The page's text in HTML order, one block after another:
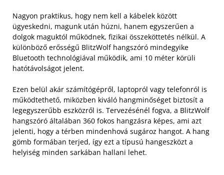
Nagyon praktikus, hogy nem kell a kábelek között
ügyeskedni, magunk után húzni, hanem egyszerűen a
dolgok maguktól működnek, fizikai összeköttetés nélkül. A
különböző erősségű BlitzWolf hangszóró mindegyike
Bluetooth technológiával működik, ami 10 méter körüli
hatótávolságot jelent.
Ezen belül akár számítógépről, laptopról vagy telefonról is
működtethető, miközben kiváló hangminőséget biztosít a
legegyszerűbb eszközről is. Tervezésénél fogva, a BlitzWolf
hangszóró általában 360 fokos hangzásra képes, ami azt
jelenti, hogy a térben mindenhová sugároz hangot. A hang
gömb formában terjed, így ezt a típusú hangeszközt a
helyiség minden sarkában hallani lehet.